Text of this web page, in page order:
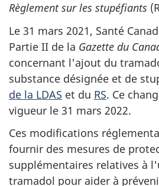
Règlement sur les stupéfiants
Le 31 mars 2021, Santé
Partie II de la Gazette du
concernant l'ajout du
substance désignée et de
de la LDAS et du RS. Ce
vigueur le 31 mars 2022.
Ces modifications
fournir des mesures de
supplémentaires relatives à
tramadol pour aider à